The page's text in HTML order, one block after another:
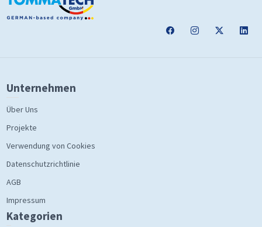
Unternehmen
Über Uns
Projekte
Verwendung von Cookies
Datenschutzrichtlinie
AGB
Impressum
Kategorien